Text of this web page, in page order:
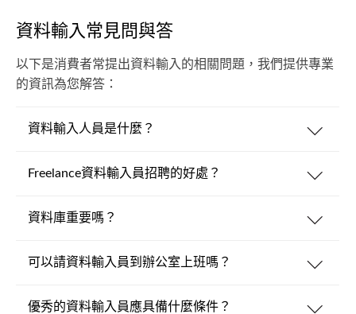
資料輸入常見問與答
以下是消費者常提出資料輸入的相關問題，我們提供專業
的資訊為您解答：
資料輸入人員是什麼？
Freelance資料輸入員招聘的好處？
資料庫重要嗎？
可以請資料輸入員到辦公室上班嗎？
優秀的資料輸入員應具備什麼條件？